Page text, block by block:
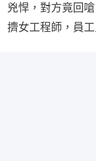
兇悍，對方竟回
擠女工程師，員